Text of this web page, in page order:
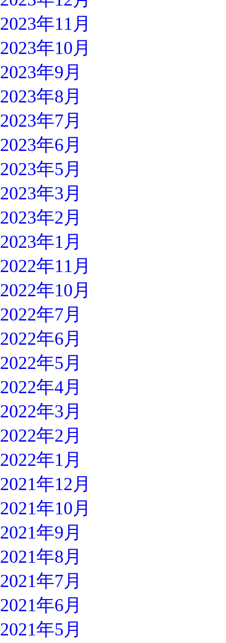
2023年11月
2023年10月
2023年9月
2023年8月
2023年7月
2023年6月
2023年5月
2023年3月
2023年2月
2023年1月
2022年11月
2022年10月
2022年7月
2022年6月
2022年5月
2022年4月
2022年3月
2022年2月
2022年1月
2021年12月
2021年10月
2021年9月
2021年8月
2021年7月
2021年6月
2021年5月